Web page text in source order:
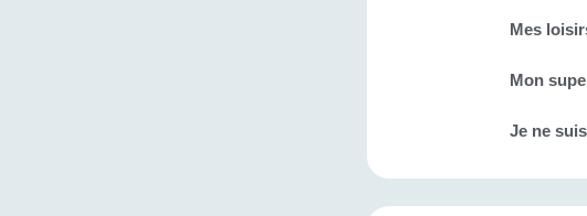
Mes
Mon
Je ne